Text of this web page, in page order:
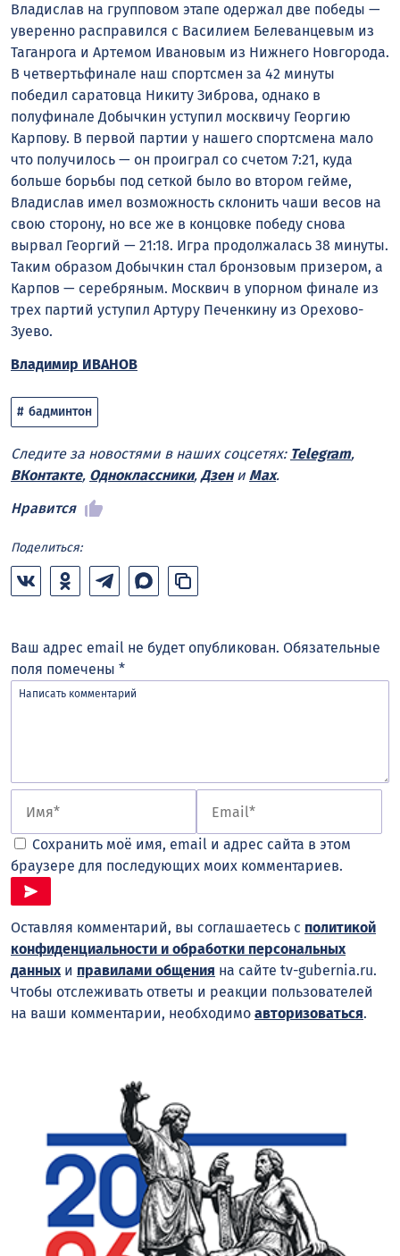
Владислав на групповом этапе одержал две победы —
уверенно расправился с Василием Белеванцевым из
Таганрога и Артемом Ивановым из Нижнего Новгорода.
В четвертьфинале наш спортсмен за 42 минуты
победил саратовца Никиту Зиброва, однако в
полуфинале Добычкин уступил москвичу Георгию
Карпову. В первой партии у нашего спортсмена мало
что получилось — он проиграл со счетом 7:21, куда
больше борьбы под сеткой было во втором гейме,
Владислав имел возможность склонить чаши весов на
свою сторону, но все же в концовке победу снова
вырвал Георгий — 21:18. Игра продолжалась 38 минуты.
Таким образом Добычкин стал бронзовым призером, а
Карпов — серебряным. Москвич в упорном финале из
трех партий уступил Артуру Печенкину из Орехово-
Зуево.
Владимир ИВАНОВ
бадминтон
Следите за новостями в наших соцсетях: Telegram,
ВКонтакте, Одноклассники, Дзени Max.
Нравится
Поделиться:
Ваш адрес email не будет опубликован. Обязательные
поля помечены *
Сохранить моё имя, email и адрес сайта в этом
браузере для последующих моих комментариев.
Оставляя комментарий, вы соглашаетесь с политикой
конфиденциальности и обработки персональных
данныхи правилами общения на сайте tv-gubernia.ru.
Чтобы отслеживать ответы и реакции пользователей
на ваши комментарии, необходимо авторизоваться.